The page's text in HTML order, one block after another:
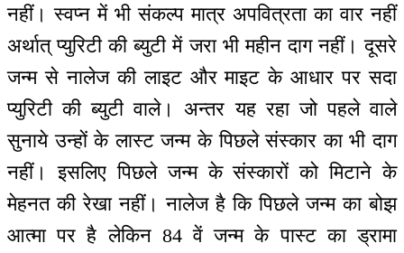
नहीं। स्वप्न में भी संकल्प मात्र अपवित्रता का वार नहीं
अर्थात् प्युरिटी की ब्युटी में जरा भी महीन दाग नहीं। दूसरे
जन्म से नालेज की लाइट और माइट के आधार पर सदा
प्युरिटी की ब्युटी वाले। अन्तर यह रहा जो पहले वाले
सुनाये उन्हों के लास्ट जन्म के पिछले संस्कार का भी दाग
नहीं। इसलिए पिछले जन्म के संस्कारों को मिटाने के
मेहनत की रेखा नहीं। नालेज है कि पिछले जन्म का बोझ
आत्मा पर है लेकिन 84 वें जन्म के पास्ट का ड्रामा